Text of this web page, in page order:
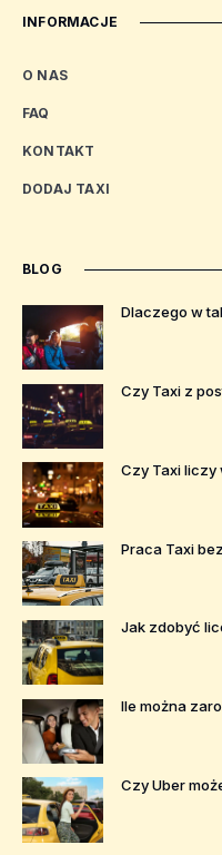
INFORMACJE
O NAS
FAQ
KONTAKT
DODAJ TAXI
BLOG
Dlaczego w
Czy Taxi z
Czy Taxi liczy
Praca Taxi
Jak zdobyć
Ile można
Czy Uber